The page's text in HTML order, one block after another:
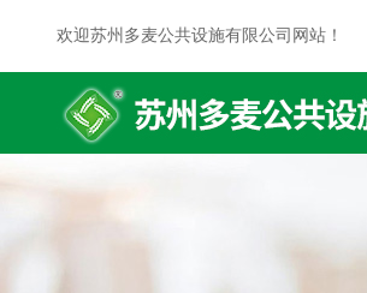
欢迎苏州多麦公共设施有限公司网站！